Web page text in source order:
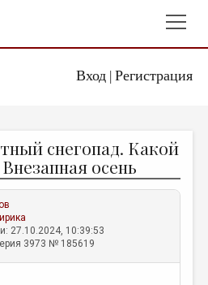
Вход| Регистрация
снегопад. Какой
осень
27.10.2024, 10:39:53
3973 № 185619